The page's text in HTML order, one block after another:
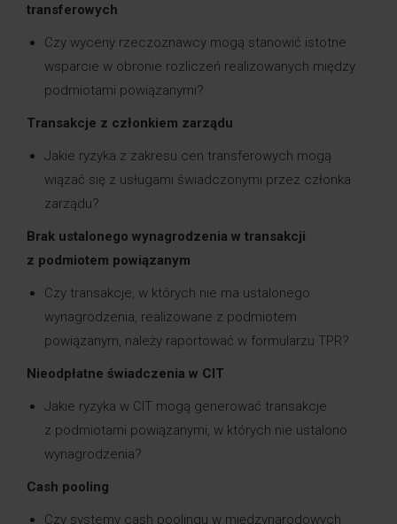
transferowych
Czy wyceny rzeczoznawcy mogą stanowić istotne
wsparcie w obronie rozliczeń realizowanych między
podmiotami powiązanymi?
Transakcje z członkiem zarządu
Jakie ryzyka z zakresu cen transferowych mogą
wiązać się z usługami świadczonymi przez członka
zarządu?
Brak ustalonego wynagrodzenia w transakcji
z podmiotem powiązanym
Czy transakcje, w których nie ma ustalonego
wynagrodzenia, realizowane z podmiotem
powiązanym, należy raportować w formularzu TPR?
Nieodpłatne świadczenia w CIT
Jakie ryzyka w CIT mogą generować transakcje
z podmiotami powiązanymi, w których nie ustalono
wynagrodzenia?
Cash pooling
Czy systemy cash poolingu w międzynarodowych